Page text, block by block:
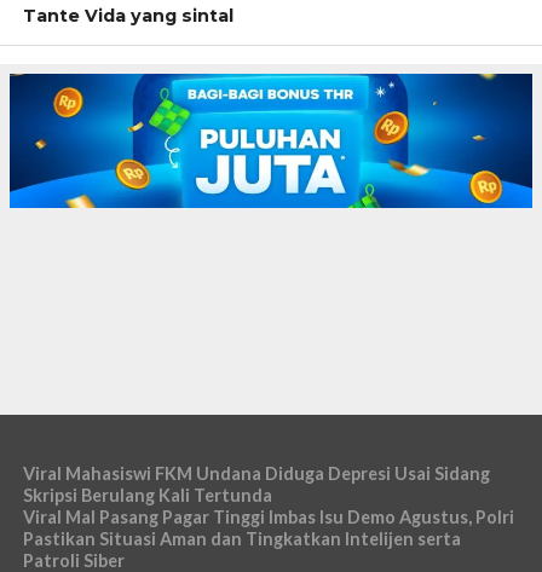
Tante Vida yang sintal
Viral Mahasiswi FKM Undana Diduga Depresi Usai Sidang
Skripsi Berulang Kali Tertunda
Viral Mal Pasang Pagar Tinggi Imbas Isu Demo Agustus, Polri
Pastikan Situasi Aman dan Tingkatkan Intelijen serta
Patroli Siber